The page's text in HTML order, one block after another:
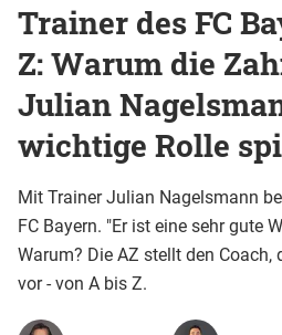
Trainer des FC
Z: Warum die
Julian
wichtige Rolle
Mit Trainer Julian Nagelsmann
FC Bayern. "Er ist eine sehr gute
Warum? Die AZ stellt den Coach,
vor - von A bis Z.